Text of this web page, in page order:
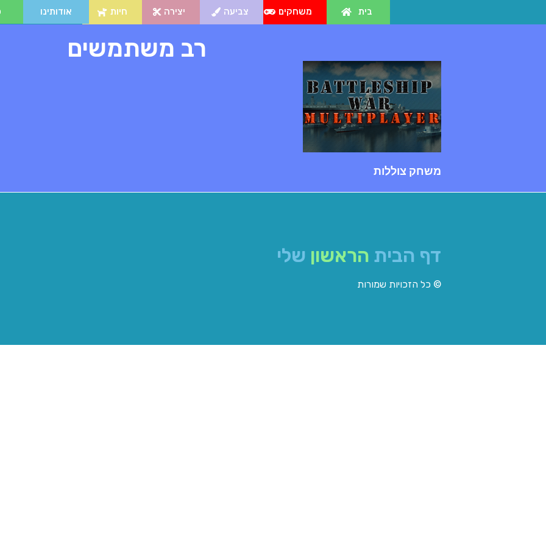
בית משחקים צביעה יצירה חיות אודותינו
רב משתמשים
משחק צוללות
דף הבית הראשון שלי
© כל הזכויות שמורות